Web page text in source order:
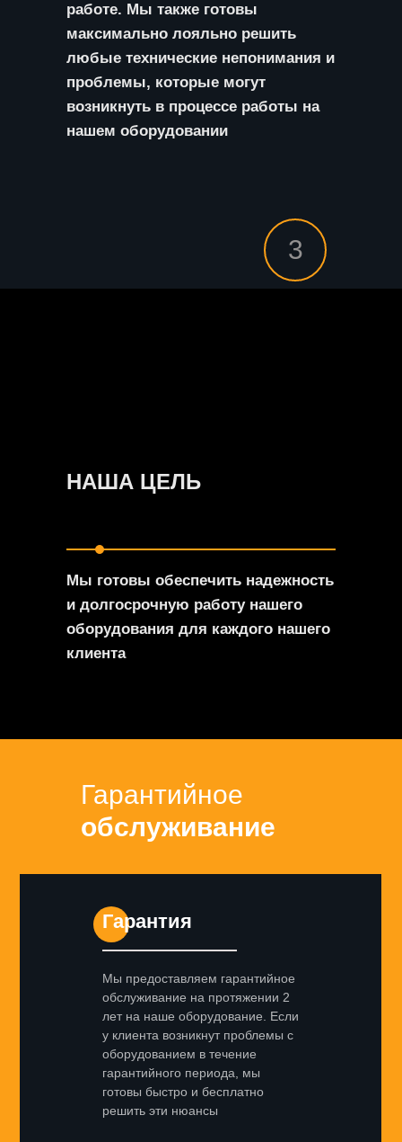
работе. Мы также готовы
максимально лояльно решить
любые технические непонимания и
проблемы, которые могут
возникнуть в процессе работы на
нашем оборудовании
3
НАША ЦЕЛЬ
Мы готовы обеспечить надежность
и долгосрочную работу нашего
оборудования для каждого нашего
клиента
Гарантийное
обслуживание
Мы предоставляем гарантийное
обслуживание на протяжении 2
лет на наше оборудование. Если
у клиента возникнут проблемы с
оборудованием в течение
гарантийного периода, мы
готовы быстро и бесплатно
решить эти нюансы
Гарантия